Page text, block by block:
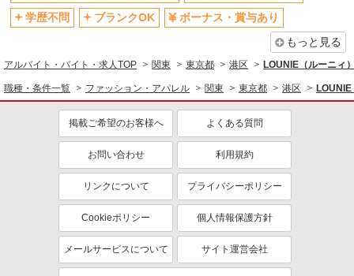
学歴不問
ブランクOK
ボーナス・賞与あり
もっと見る
アルバイト・バイト・求人TOP 関東 東京都 港区 LOUNIE（ルーニィ
職種・条件一覧 ファッション・アパレル 関東 東京都 港区
掲載ご希望のお客様へ よくある質問
お問い合わせ 利用規約
リンクについて プライバシーポリシー
Cookieポリシー 個人情報保護方針
メールサービスについて サイト運営会社